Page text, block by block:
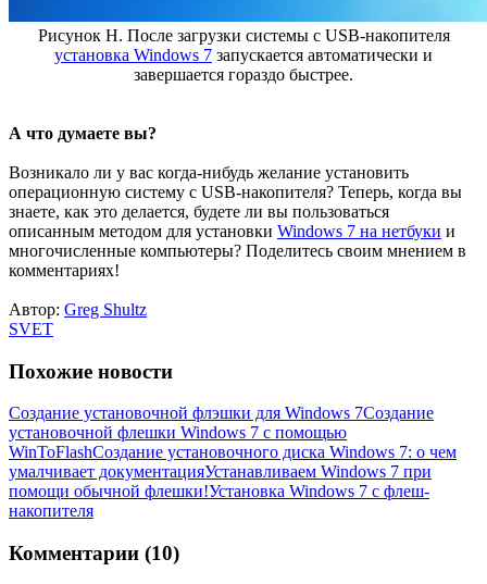
Рисунок H. После загрузки системы с USB-накопителя
установка Windows 7 запускается автоматически и
завершается гораздо быстрее.
А что думаете вы?
Возникало ли у вас когда-нибудь желание установить
операционную систему с USB-накопителя? Теперь, когда вы
знаете, как это делается, будете ли вы пользоваться
описанным методом для установки Windows 7 на нетбуки и
многочисленные компьютеры? Поделитесь своим мнением в
комментариях!
Автор: Greg Shultz
SVET
Похожие новости
Создание установочной флэшки для Windows 7Создание
установочной флешки Windows 7 с помощью
WinToFlashСоздание установочного диска Windows 7: о чем
умалчивает документацияУстанавливаем Windows 7 при
помощи обычной флешки!Установка Windows 7 с флеш-
накопителя
Комментарии (10)